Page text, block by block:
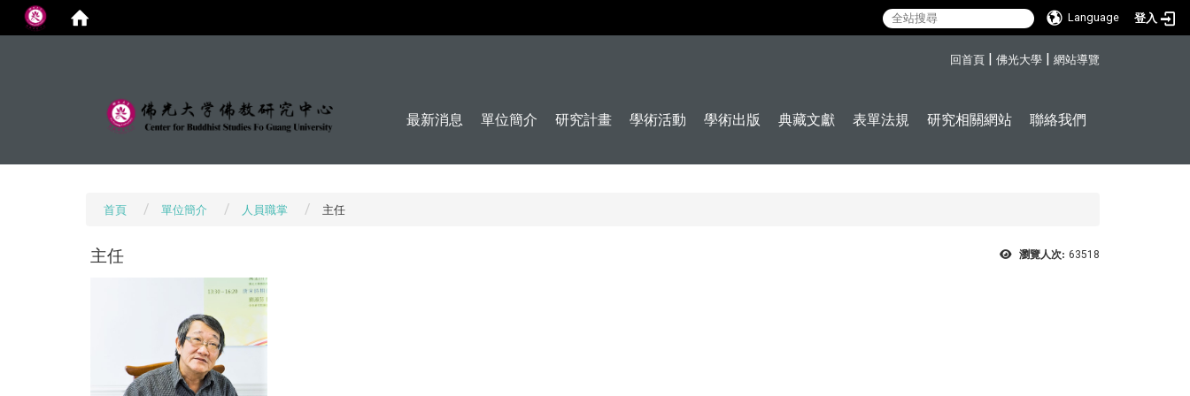
Language 登入
回首頁 | 佛光大學 | 網站導覽
最新消息
單位簡介 研究計畫 學術活動 學術出版 典藏文獻 表單法規 研究相關網站 聯絡我們
首頁 單位簡介 人員職掌 主任
瀏覽人次: 63518
主任